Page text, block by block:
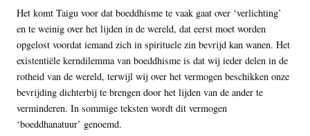
Het komt Taigu voor dat boeddhisme te vaak gaat over ‘verlichting’
en te weinig over het lijden in de wereld, dat eerst moet worden
opgelost voordat iemand zich in spirituele zin bevrijd kan wanen. Het
existentiële kerndilemma van boeddhisme is dat wij ieder delen in de
rotheid van de wereld, terwijl wij over het vermogen beschikken onze
bevrijding dichterbij te brengen door het lijden van de ander te
verminderen. In sommige teksten wordt dit vermogen
‘boeddhanatuur’ genoemd.